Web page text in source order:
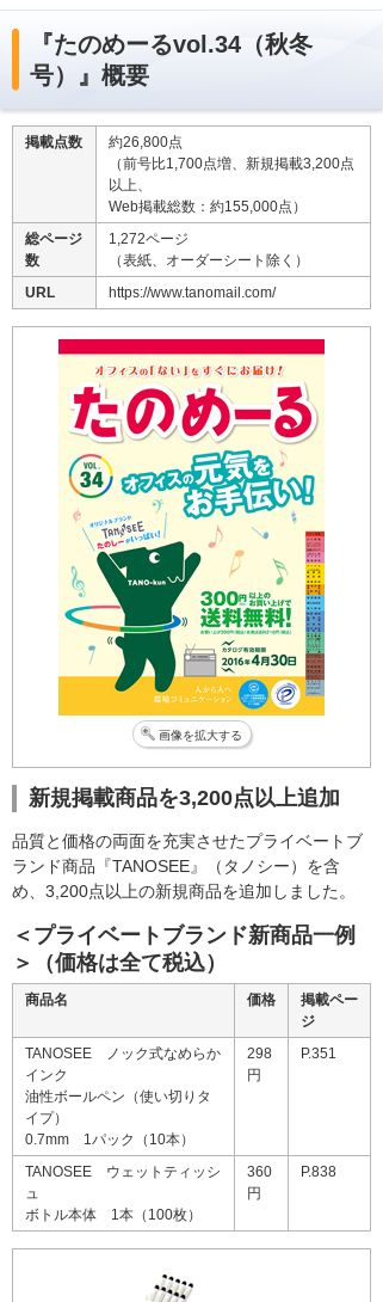
『たのめーるvol.34（秋冬
号）』概要
掲載点数
約26,800点
（前号比1,700点増、新規掲載3,200点
以上、
Web掲載総数：約155,000点）
総ページ
数
1,272ページ
（表紙、オーダーシート除く）
URL
https://www.tanomail.com/
画像を拡大する
新規掲載商品を3,200点以上追加
品質と価格の両面を充実させたプライベートブ
ランド商品『TANOSEE』（タノシー）を含
め、3,200点以上の新規商品を追加しました。
＜プライベートブランド新商品一例
＞（価格は全て税込）
商品名 価格
掲載ペー
ジ
TANOSEE ノック式なめらか
インク
油性ボールペン（使い切りタ
イプ）
0.7mm 1パック（10本）
298
円
P.351
TANOSEE ウェットティッシ
ュ
ボトル本体 1本（100枚）
360
円
P.838